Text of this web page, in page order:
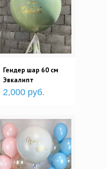
Гендер шар 60 см
Эвкалипт
2,000 руб.